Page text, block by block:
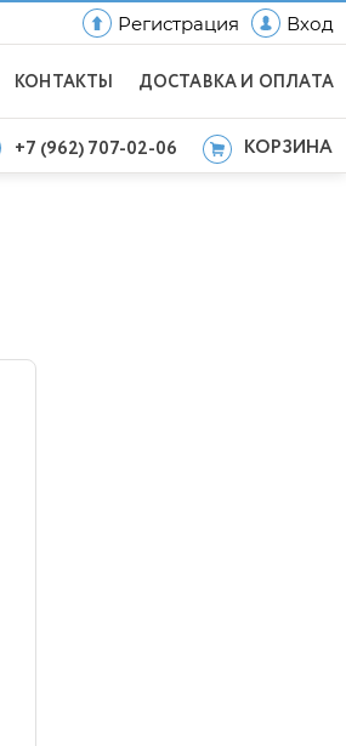
Регистрация Вход
КОНТАКТЫ ДОСТАВКА И ОПЛАТА
+7 (962) 707-02-06 КОРЗИНА